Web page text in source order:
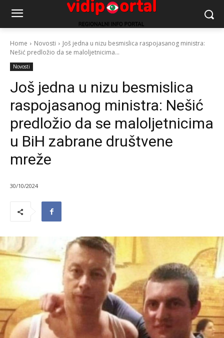
Home Novosti
Još jedna u nizu besmislica raspojasanog ministra:
Nešić predložio da se maloljetnicima...
Novosti
Još jedna u nizu besmislica
raspojasanog ministra: Nešić
predložio da se maloljetnicima
u BiH zabrane društvene
mreže
30/10/2024